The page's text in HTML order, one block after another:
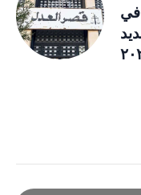
في